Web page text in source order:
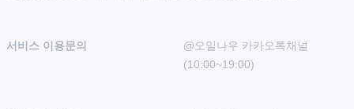
서비스 이용문의
@오일나우 카카오톡채널
(10:00~19:00)